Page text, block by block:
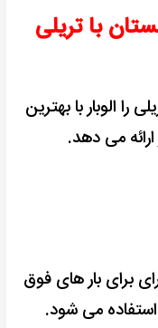
با تریلی
را الوبار با بهترین
می دهد.
برای بار های فوق
استفاده می شود.